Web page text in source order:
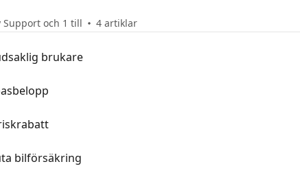
Support och 1 till 4 artiklar
brukare
bilförsäkring